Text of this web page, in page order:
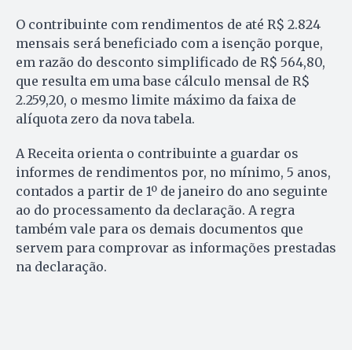
O contribuinte com rendimentos de até R$ 2.824
mensais será beneficiado com a isenção porque,
em razão do desconto simplificado de R$ 564,80,
que resulta em uma base cálculo mensal de R$
2.259,20, o mesmo limite máximo da faixa de
alíquota zero da nova tabela.
A Receita orienta o contribuinte a guardar os
informes de rendimentos por, no mínimo, 5 anos,
contados a partir de 1º de janeiro do ano seguinte
ao do processamento da declaração. A regra
também vale para os demais documentos que
servem para comprovar as informações prestadas
na declaração.